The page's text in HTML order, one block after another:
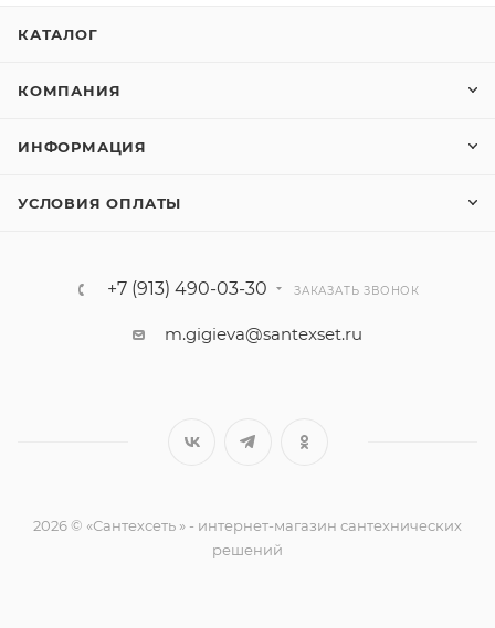
КАТАЛОГ
КОМПАНИЯ
ИНФОРМАЦИЯ
УСЛОВИЯ ОПЛАТЫ
+7 (913) 490-03-30 ЗАКАЗАТЬ ЗВОНОК
m.gigieva@santexset.ru
2026 © «Сантехсеть » - интернет-магазин сантехнических
решений